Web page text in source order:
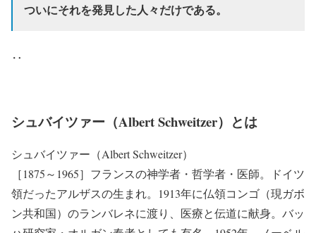
ついにそれを発見した人々だけである。
‥
シュバイツァー（Albert Schweitzer）とは
シュバイツァー（Albert Schweitzer）
［1875～1965］フランスの神学者・哲学者・医師。ドイツ
領だったアルザスの生まれ。1913年に仏領コンゴ（現ガボ
ン共和国）のランバレネに渡り、医療と伝道に献身。バッ